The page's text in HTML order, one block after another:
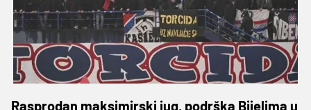
Rasprodan maksimirski jug, podrška Bijelima u